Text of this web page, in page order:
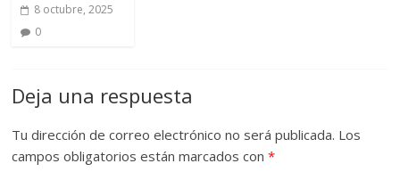
8 octubre, 2025
0
Deja una respuesta
Tu dirección de correo electrónico no será publicada. Los
campos obligatorios están marcados con*